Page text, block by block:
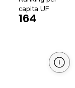
164
capita UF